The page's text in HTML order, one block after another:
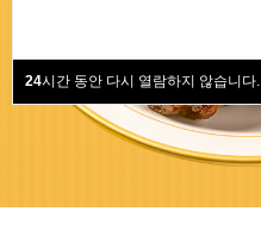
24시간 동안 다시 열람하지 않습니다.